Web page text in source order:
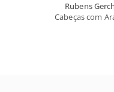
Rubens
Cabeças com